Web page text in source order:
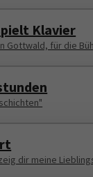
Klavier
Gottwald, für die
zeig dir meine